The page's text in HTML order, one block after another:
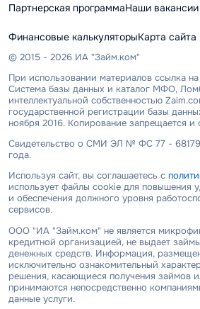
Партнерская программаНаши вакансии
Финансовые калькуляторыКарта сайта
© 2015 - 2026 ИА "Займ.ком"
При использовании материалов ссылка
Система базы данных и каталог МФО,
интеллектуальной собственностью
государственной регистрации базы
ноября 2016. Копирование запрещается и
Свидетельство о СМИ ЭЛ № ФС 77 - 68179
года.
Используя сайт, вы соглашаетесь с
использует файлы cookie для повышения
и обеспечения должного уровня
сервисов.
ООО "ИА "Займ.ком" не является
кредитной организацией, не выдает
денежных средств. Информация,
исключительно ознакомительный
решения, касающиеся получения займов
принимаются непосредственно
данные услуги.